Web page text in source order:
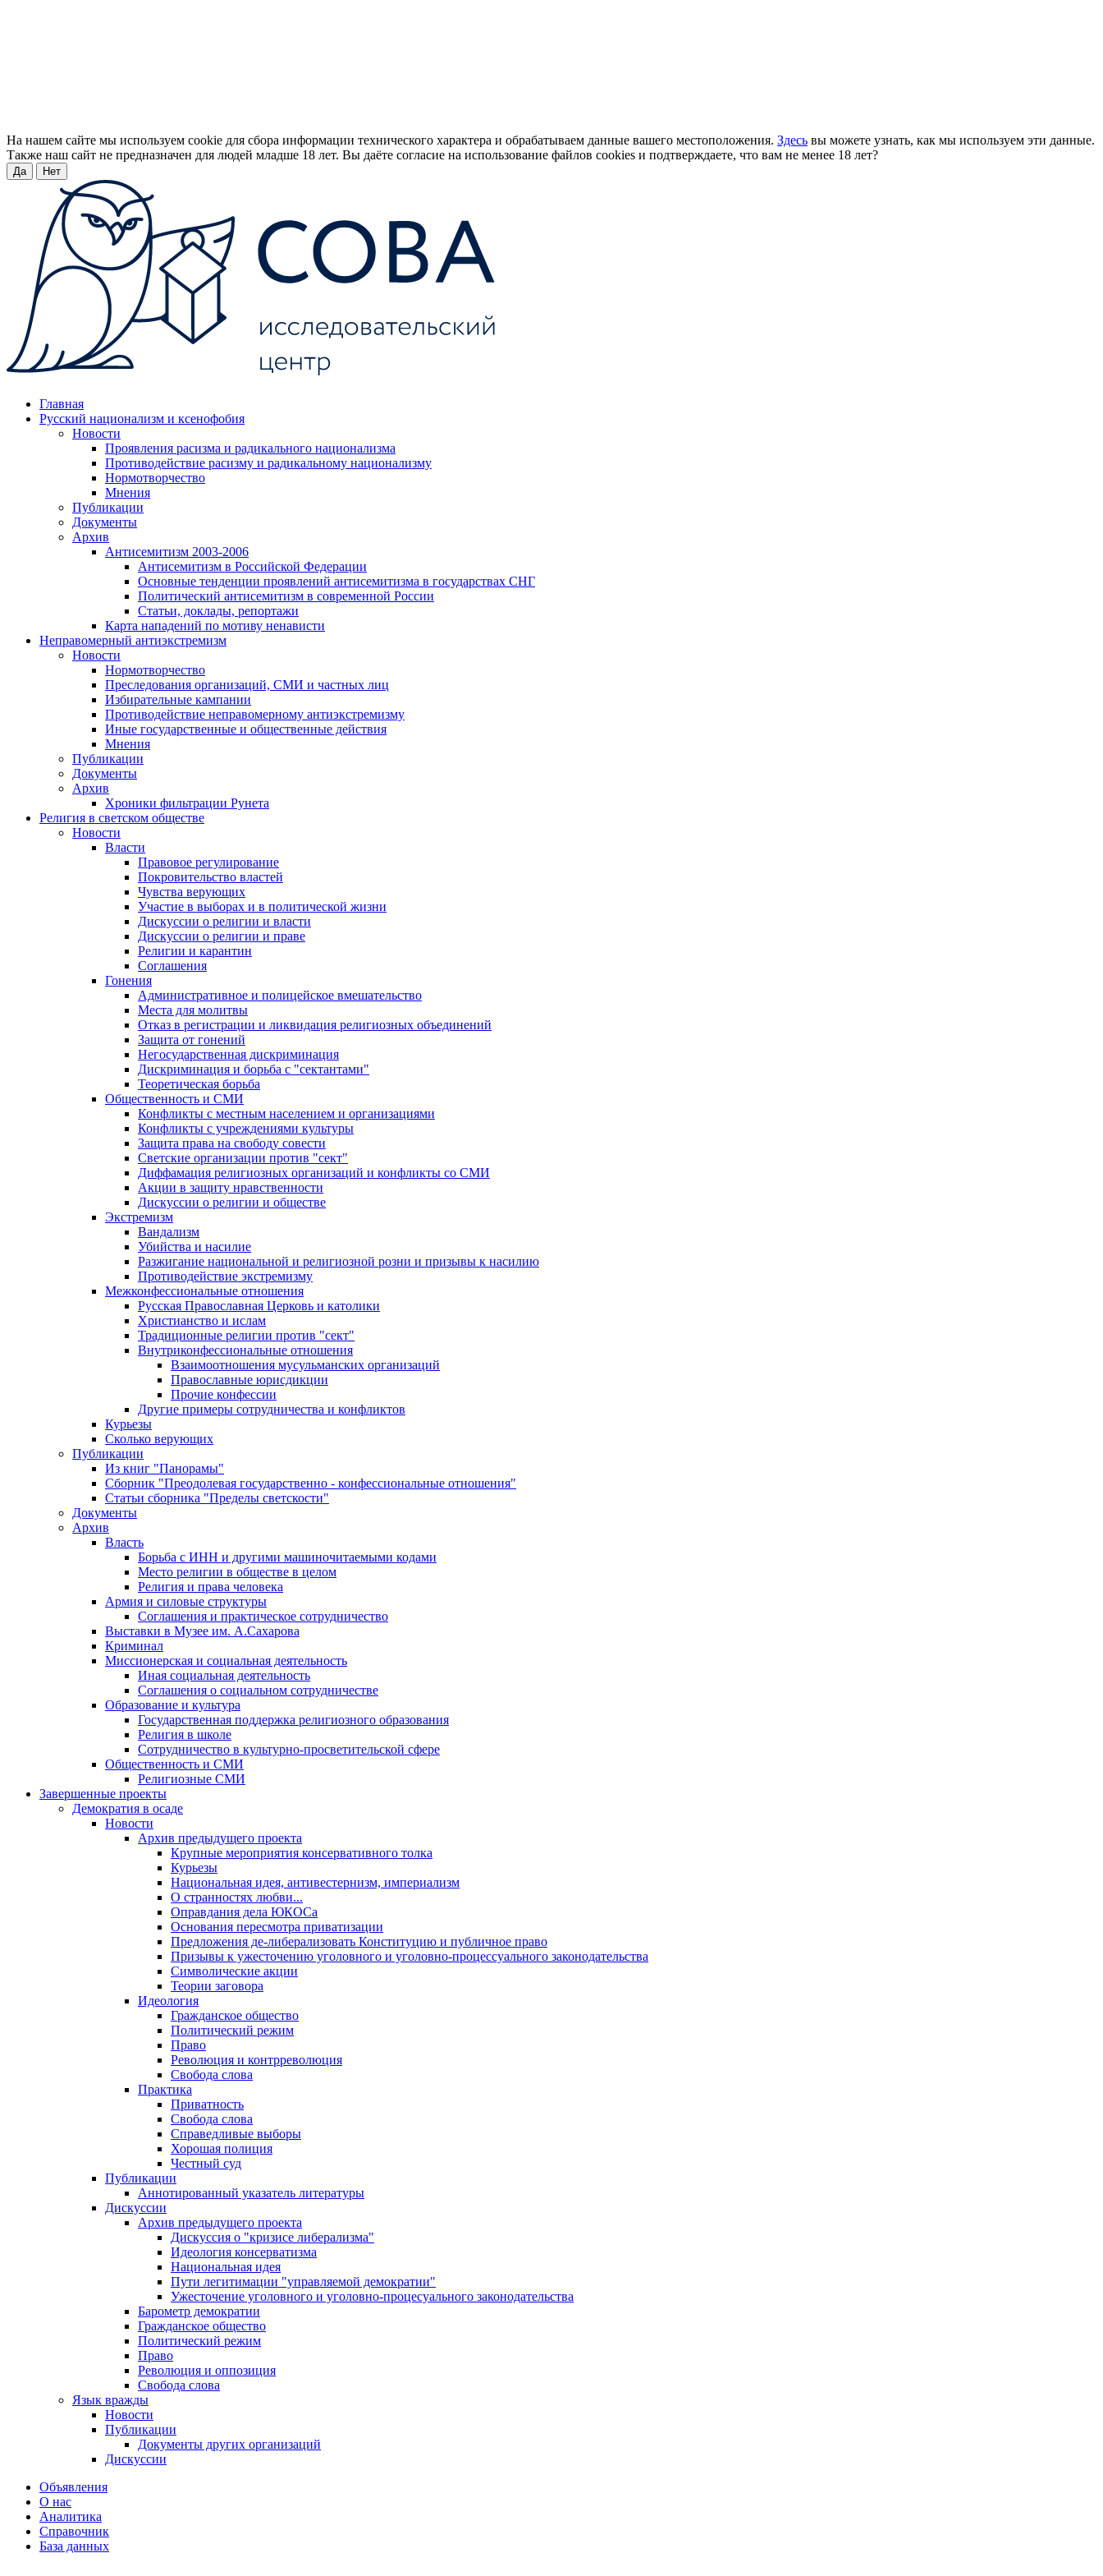
На нашем сайте мы используем cookie для сбора информации технического характера и обрабатываем данные вашего местоположения. Здесь вы можете узнать, как мы используем эти данные.
Также наш сайт не предназначен для людей младше 18 лет. Вы даёте согласие на использование файлов cookies и подтверждаете, что вам не менее 18 лет?
Да Нет
Главная
Русский национализм и ксенофобия
Новости
Проявления расизма и радикального национализма
Противодействие расизму и радикальному национализму
Нормотворчество
Мнения
Публикации
Документы
Архив
Антисемитизм 2003-2006
Антисемитизм в Российской Федерации
Основные тенденции проявлений антисемитизма в государствах СНГ
Политический антисемитизм в современной России
Статьи, доклады, репортажи
Карта нападений по мотиву ненависти
Неправомерный антиэкстремизм
Новости
Нормотворчество
Преследования организаций, СМИ и частных лиц
Избирательные кампании
Противодействие неправомерному антиэкстремизму
Иные государственные и общественные действия
Мнения
Публикации
Документы
Архив
Хроники фильтрации Рунета
Религия в светском обществе
Новости
Власти
Правовое регулирование
Покровительство властей
Чувства верующих
Участие в выборах и в политической жизни
Дискуссии о религии и власти
Дискуссии о религии и праве
Религии и карантин
Соглашения
Гонения
Административное и полицейское вмешательство
Места для молитвы
Отказ в регистрации и ликвидация религиозных объединений
Защита от гонений
Негосударственная дискриминация
Дискриминация и борьба с "сектантами"
Теоретическая борьба
Общественность и СМИ
Конфликты с местным населением и организациями
Конфликты с учреждениями культуры
Защита права на свободу совести
Светские организации против "сект"
Диффамация религиозных организаций и конфликты со СМИ
Акции в защиту нравственности
Дискуссии о религии и обществе
Экстремизм
Вандализм
Убийства и насилие
Разжигание национальной и религиозной розни и призывы к насилию
Противодействие экстремизму
Межконфессиональные отношения
Русская Православная Церковь и католики
Христианство и ислам
Традиционные религии против "сект"
Внутриконфессиональные отношения
Взаимоотношения мусульманских организаций
Православные юрисдикции
Прочие конфессии
Другие примеры сотрудничества и конфликтов
Курьезы
Сколько верующих
Публикации
Из книг "Панорамы"
Сборник "Преодолевая государственно - конфессиональные отношения"
Статьи сборника "Пределы светскости"
Документы
Архив
Власть
Борьба с ИНН и другими машиночитаемыми кодами
Место религии в обществе в целом
Религия и права человека
Армия и силовые структуры
Соглашения и практическое сотрудничество
Выставки в Музее им. А.Сахарова
Криминал
Миссионерская и социальная деятельность
Иная социальная деятельность
Соглашения о социальном сотрудничестве
Образование и культура
Государственная поддержка религиозного образования
Религия в школе
Сотрудничество в культурно-просветительской сфере
Общественность и СМИ
Религиозные СМИ
Завершенные проекты
Демократия в осаде
Новости
Архив предыдущего проекта
Крупные мероприятия консервативного толка
Курьезы
Национальная идея, антивестернизм, империализм
О странностях любви...
Оправдания дела ЮКОСа
Основания пересмотра приватизации
Предложения де-либерализовать Конституцию и публичное право
Призывы к ужесточению уголовного и уголовно-процессуального законодательства
Символические акции
Теории заговора
Идеология
Гражданское общество
Политический режим
Право
Революция и контрреволюция
Свобода слова
Практика
Приватность
Свобода слова
Справедливые выборы
Хорошая полиция
Честный суд
Публикации
Аннотированный указатель литературы
Дискуссии
Архив предыдущего проекта
Дискуссия о "кризисе либерализма"
Идеология консерватизма
Национальная идея
Пути легитимации "управляемой демократии"
Ужесточение уголовного и уголовно-процесуального законодательства
Барометр демократии
Гражданское общество
Политический режим
Право
Революция и оппозиция
Свобода слова
Язык вражды
Новости
Публикации
Документы других организаций
Дискуссии
Объявления
О нас
Аналитика
Справочник
База данных